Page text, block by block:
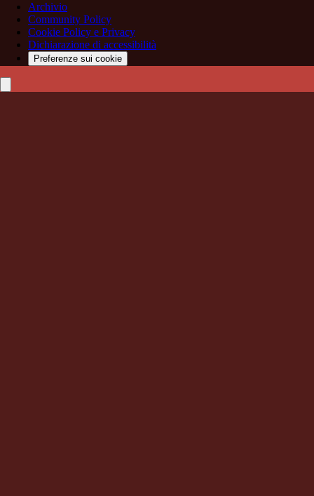
Archivio
Community Policy
Cookie Policy e Privacy
Dichiarazione di accessibilità
Preferenze sui cookie